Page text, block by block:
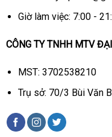
Giờ làm việc: 7:00 -
CÔNG TY TNHH MTV
MST: 3702538210
Trụ sở: 70/3 Bùi Văn